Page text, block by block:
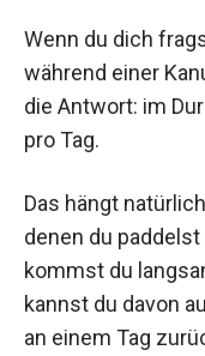
Wenn du dich
während einer
die Antwort: im
pro Tag.
Das hängt
denen du
kommst du
kannst du davon
an einem Tag